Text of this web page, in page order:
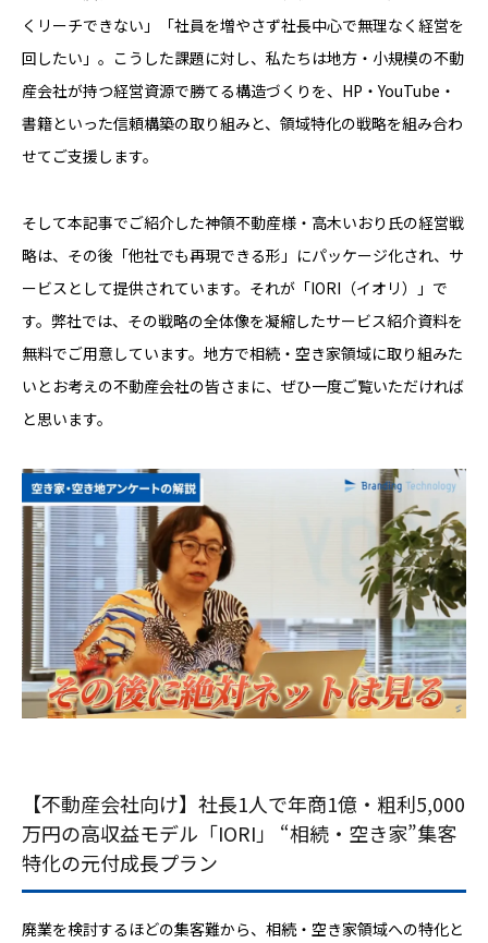
くリーチできない」「社員を増やさず社長中心で無理なく経営を
回したい」。こうした課題に対し、私たちは地方・小規模の不動
産会社が持つ経営資源で勝てる構造づくりを、HP・YouTube・
書籍といった信頼構築の取り組みと、領域特化の戦略を組み合わ
せてご支援します。
そして本記事でご紹介した神領不動産様・高木いおり氏の経営戦
略は、その後「他社でも再現できる形」にパッケージ化され、サ
ービスとして提供されています。それが「IORI（イオリ）」で
す。弊社では、その戦略の全体像を凝縮したサービス紹介資料を
無料でご用意しています。地方で相続・空き家領域に取り組みた
いとお考えの不動産会社の皆さまに、ぜひ一度ご覧いただければ
と思います。
【不動産会社向け】社長1人で年商1億・粗利5,000
万円の高収益モデル「IORI」 “相続・空き家”集客
特化の元付成長プラン
廃業を検討するほどの集客難から、相続・空き家領域への特化と